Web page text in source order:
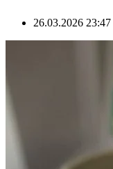
26.03.2026 23:47